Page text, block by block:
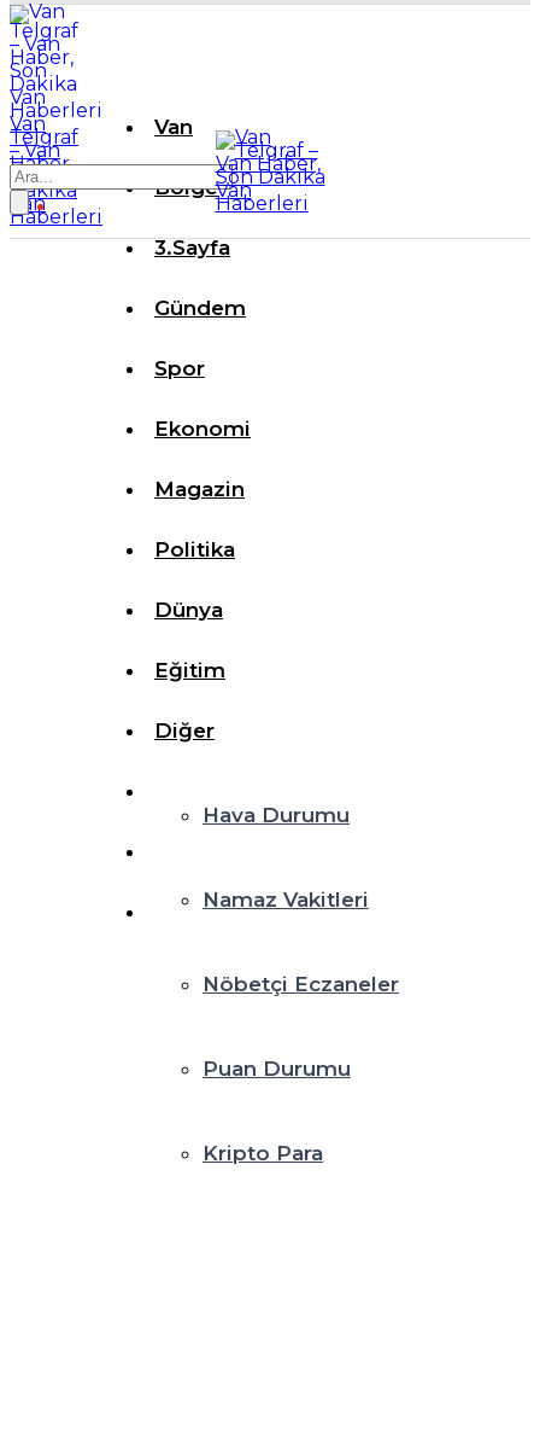
Van
Telgraf
– Van
Haber,
Son
Dakika
Van
Haberleri
Van
Bölge
3.Sayfa
Gündem
Spor
Ekonomi
Magazin
Politika
Dünya
Eğitim
Diğer
Hava Durumu
Namaz Vakitleri
Nöbetçi Eczaneler
Puan Durumu
Kripto Para